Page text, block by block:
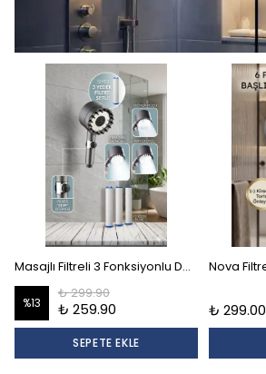
Masajlı Filtreli 3 Fonksiyonlu Duş Başlığı 3 Yedek Filtre Seti
%13
₺ 299.90
₺ 259.90
SEPETE EKLE
₺ 299.00